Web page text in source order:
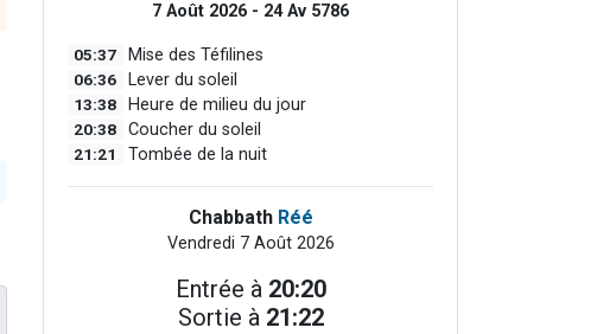
7 Août 2026 - 24 Av 5786
05:37 Mise des Téfilines
06:36 Lever du soleil
13:38 Heure de milieu du jour
20:38 Coucher du soleil
21:21 Tombée de la nuit
Chabbath Réé
Vendredi 7 Août 2026
Entrée à 20:20
Sortie à 21:22